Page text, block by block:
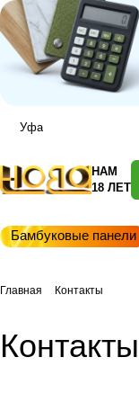
Уфа
НАМ
18 ЛЕТ
Бамбуковые панели
Главная Контакты
Контакты